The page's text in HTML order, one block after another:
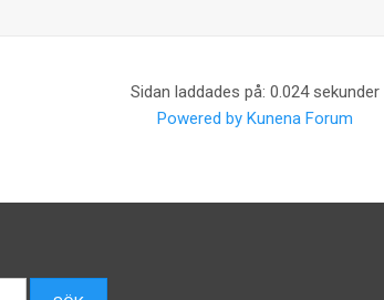
Sidan laddades på: 0.024 sekunder
Powered by Kunena Forum